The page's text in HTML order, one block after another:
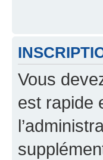
Vous
est rapide